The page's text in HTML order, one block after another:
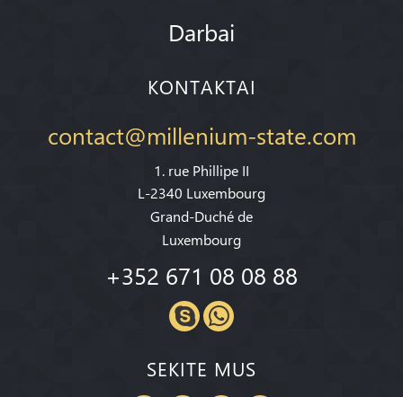
Darbai
KONTAKTAI
contact@millenium-state.com
1. rue Phillipe II
L-2340 Luxembourg
Grand-Duché de
Luxembourg
+352 671 08 08 88
SEKITE MUS